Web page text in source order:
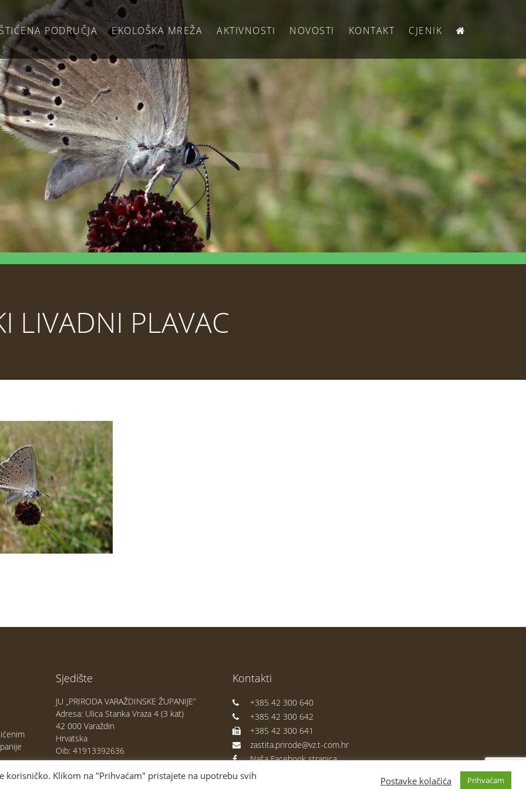
PODRUČJA EKOLOŠKA MREŽA AKTIVNOSTI NOVOSTI KONTAKT CJENIK
LIVADNI PLAVAC
Sjedište
JU „PRIRODA VARAŽDINSKE ŽUPANIJE“
Adresa: Ulica Stanka Vraza 4 (3 kat)
42 000 Varaždin
Hrvatska
Oib: 41913392636
Kontakti
+385 42 300 640
+385 42 300 642
+385 42 300 641
zastita.prirode@vz.t-com.hr
Naša Facebook stranica
Klikom na "Prihvaćam" pristajete na upotrebu svih Postavke kolačića Prihvaćam